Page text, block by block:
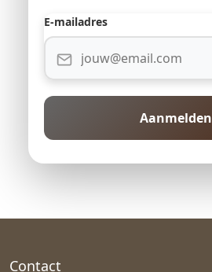
E-mailadres
Aanmelden
Contact